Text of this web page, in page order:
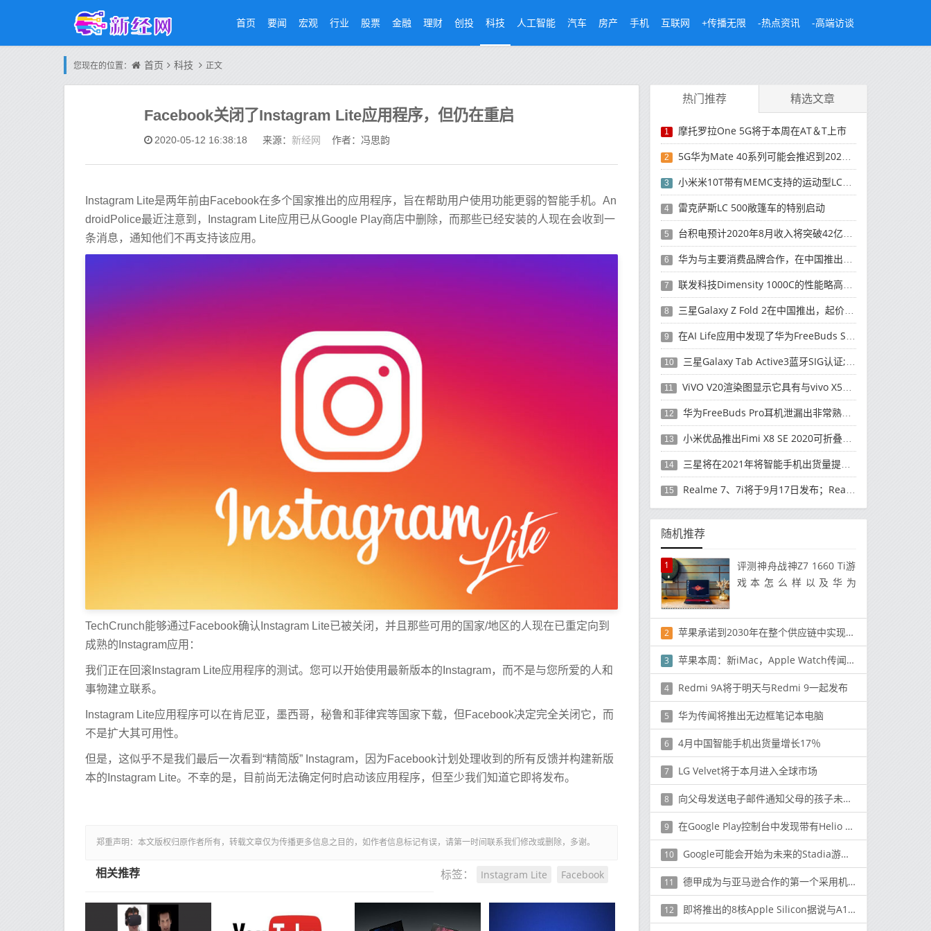
首页 要闻 宏观 行业 股票 金融 理财 创投 科技 人工智能 汽车 房产 手机 互联网 +传播无限 -热点资讯 -高端访谈
您现在的位置： 首页 科技 正文
Facebook关闭了Instagram Lite应用程序，但仍在重启
2020-05-12 16:38:18 来源： 新经网 作者：冯思韵
Instagram Lite是两年前由Facebook在多个国家推出的应用程序，旨在帮助用户使用功能更弱的智能手机。An
droidPolice最近注意到，Instagram Lite应用已从Google Play商店中删除，而那些已经安装的人现在会收到一
条消息，通知他们不再支持该应用。
TechCrunch能够通过Facebook确认Instagram Lite已被关闭，并且那些可用的国家/地区的人现在已重定向到
成熟的Instagram应用：
我们正在回滚Instagram Lite应用程序的测试。您可以开始使用最新版本的Instagram，而不是与您所爱的人和
事物建立联系。
Instagram Lite应用程序可以在肯尼亚，墨西哥，秘鲁和菲律宾等国家下载，但Facebook决定完全关闭它，而
不是扩大其可用性。
但是，这似乎不是我们最后一次看到“精简版” Instagram，因为Facebook计划处理收到的所有反馈并构建新版
本的Instagram Lite。不幸的是，目前尚无法确定何时启动该应用程序，但至少我们知道它即将发布。
郑重声明：本文版权归原作者所有，转载文章仅为传播更多信息之目的，如作者信息标记有误，请第一时间联系我们修改或删除，多谢。
标签： Instagram Lite Facebook
相关推荐
热门推荐 精选文章
1 摩托罗拉One 5G将于本周在AT＆T上市
2 5G华为Mate 40系列可能会推迟到2021年
3 小米米10T带有MEMC支持的运动型LCD屏幕
4 雷克萨斯LC 500敞篷车的特别启动
5 台积电预计2020年8月收入将突破42亿美元，创历史新高
6 华为与主要消费品牌合作，在中国推出采用HarmonyOS 2.0的智能家居产品
7 联发科技Dimensity 1000C的性能略高于Snapdragon 765G
8 三星Galaxy Z Fold 2在中国推出，起价为16,999元
9 在AI Life应用中发现了华为FreeBuds Studio耳机
10 三星Galaxy Tab Active3蓝牙SIG认证; 发布可能快要结束了
11 ViVO V20渲染图显示它具有与vivo X50 Pro类似的后部设计
12 华为FreeBuds Pro耳机泄漏出非常熟悉的设计
13 小米优品推出Fimi X8 SE 2020可折叠无人机
14 三星将在2021年将智能手机出货量提高至3亿部
15 Realme 7、7i将于9月17日发布；Realme 7i的完整规格并导致泄漏
随机推荐
1
评测神舟战神Z7 1660 Ti游
戏本怎么样以及华为
2 苹果承诺到2030年在整个供应链中实现碳中和
3 苹果本周：新iMac，Apple Watch传闻，iPhone 12发布传闻
4 Redmi 9A将于明天与Redmi 9一起发布
5 华为传闻将推出无边框笔记本电脑
6 4月中国智能手机出货量增长17％
7 LG Velvet将于本月进入全球市场
8 向父母发送电子邮件通知父母的孩子未经授权而购买了有关如何退款的产品
9 在Google Play控制台中发现带有Helio P22 SoC的HTC Wildfire E2
10 Google可能会开始为未来的Stadia游戏进行Beta测试
11 德甲成为与亚马逊合作的第一个采用机器学习的联盟
12 即将推出的8核Apple Silicon据说与A14X Bionic几乎相同